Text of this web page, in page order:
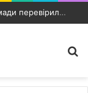
Майже 200 жителів Кролевецької громади перевірили слух під час виїзного прийому фахівців